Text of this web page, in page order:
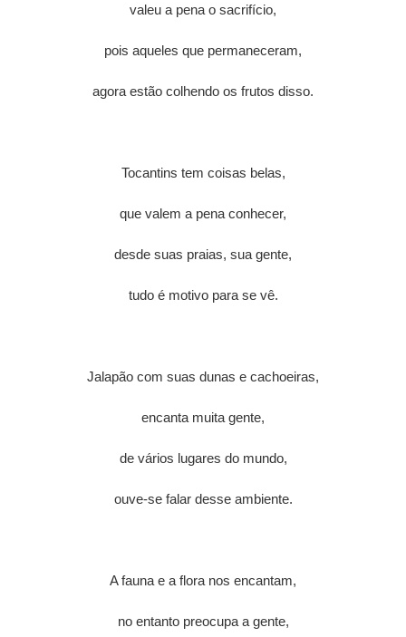
valeu a pena o sacrifício,
pois aqueles que permaneceram,
agora estão colhendo os frutos disso.
Tocantins tem coisas belas,
que valem a pena conhecer,
desde suas praias, sua gente,
tudo é motivo para se vê.
Jalapão com suas dunas e cachoeiras,
encanta muita gente,
de vários lugares do mundo,
ouve-se falar desse ambiente.
A fauna e a flora nos encantam,
no entanto preocupa a gente,